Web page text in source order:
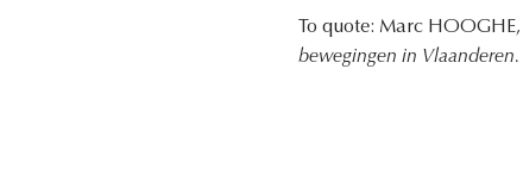
To quote: Marc HOOGHE,
bewegingen in Vlaanderen.